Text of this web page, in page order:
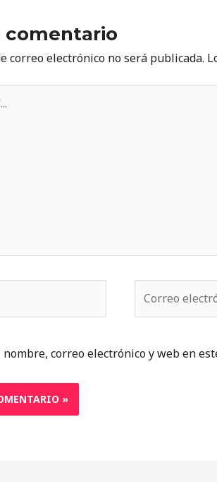
comentario
correo electrónico no será publicada.
electrónico*
nombre, correo electrónico y web en